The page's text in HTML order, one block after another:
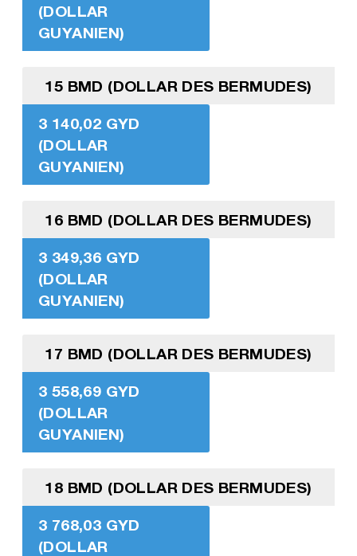
(DOLLAR
GUYANIEN)
15 BMD (DOLLAR DES BERMUDES)
3 140,02 GYD
(DOLLAR
GUYANIEN)
16 BMD (DOLLAR DES BERMUDES)
3 349,36 GYD
(DOLLAR
GUYANIEN)
17 BMD (DOLLAR DES BERMUDES)
3 558,69 GYD
(DOLLAR
GUYANIEN)
18 BMD (DOLLAR DES BERMUDES)
3 768,03 GYD
(DOLLAR